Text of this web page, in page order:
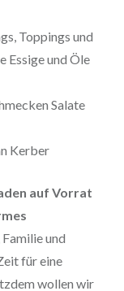
Toppings und
Essige und Öle
Salate
Kerber
auf Vorrat
und
für eine
wollen wir